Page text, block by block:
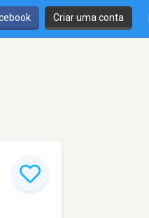
Criar uma conta